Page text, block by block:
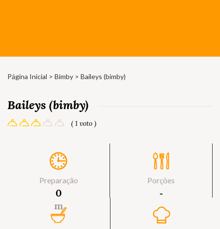
Página Inicial > Bimby > Baileys (bimby)
Baileys (bimby)
( 1 voto )
Preparação
0
m
Porções
‐